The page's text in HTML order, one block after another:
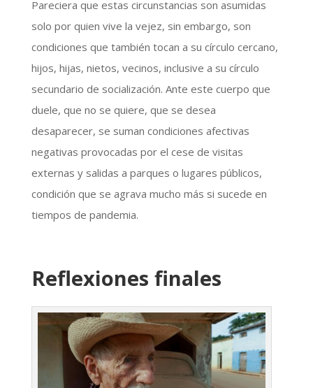
Pareciera que estas circunstancias son asumidas
solo por quien vive la vejez, sin embargo, son
condiciones que también tocan a su círculo cercano,
hijos, hijas, nietos, vecinos, inclusive a su círculo
secundario de socialización. Ante este cuerpo que
duele, que no se quiere, que se desea
desaparecer, se suman condiciones afectivas
negativas provocadas por el cese de visitas
externas y salidas a parques o lugares públicos,
condición que se agrava mucho más si sucede en
tiempos de pandemia.
Reflexiones finales